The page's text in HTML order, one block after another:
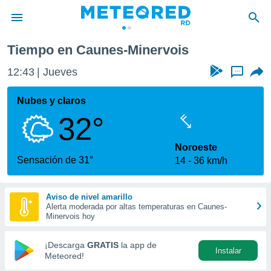
de
ha sido
calidad.
a este
las
y
forma
digital
basada
Tiempo en Caunes-Minervois
12:43 Jueves ...
Nubes y claros
32°
Sensación de 31°
Noroeste
14
36 km/h
Aviso de nivel amarillo
Alerta moderada por altas temperaturas en Caunes-
Minervois hoy
¡Descarga GRATIS la app de
Meteored!
Instalar